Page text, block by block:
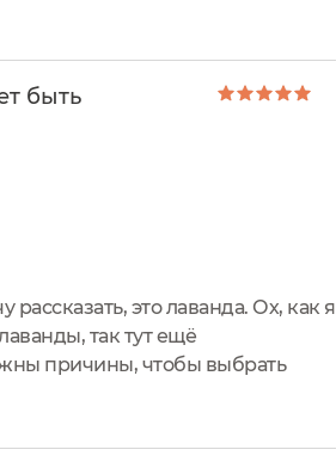
быть
это лаванда. Ох, как я
так тут ещё
причины, чтобы выбрать